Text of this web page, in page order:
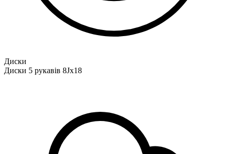
Диски
Диски 5 рукавів 8Jx18